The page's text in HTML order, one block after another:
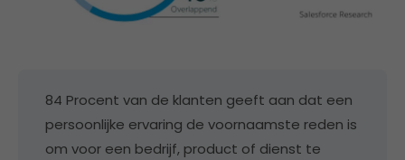
84 Procent van de klanten geeft aan dat een
persoonlijke ervaring de voornaamste reden is
om voor een bedrijf, product of dienst te